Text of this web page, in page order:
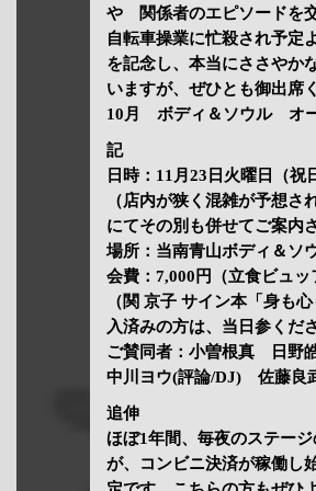
や 関係者のエピソードを
自転車操業に忙殺され予定
を記念し、本当にささやか
いますが、ぜひとも御出
10月 ボディ＆ソウル オ
記
日時：11月23日火曜日（
（店内が狭く混雑が予想
にてその別も併せてご案内
場所：当南青山ボディ＆ソ
会費：7,000円（立食ビュッ
（関 京子 サイン本「身も
入済みの方は、当日参くだ
ご賛同者：小曽根真 日
中川ヨウ(評論/DJ) 佐藤
追伸
ほぼ1年間、毎夜のステー
が、コンビニ決済が稼働し